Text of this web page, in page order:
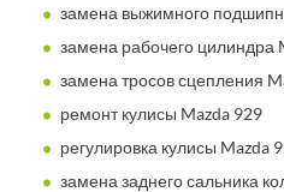
замена выжимного
замена рабочего цилиндра
замена тросов сцепления
ремонт кулисы Mazda 929
регулировка кулисы Mazda
замена заднего сальника